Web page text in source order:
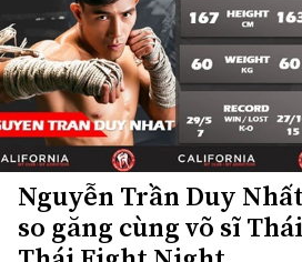
Nguyễn Trần Duy
so găng cùng võ sĩ